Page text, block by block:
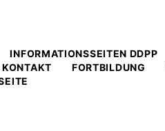
INFORMATIONSSEITEN DDPP
KONTAKT FORTBILDUNG